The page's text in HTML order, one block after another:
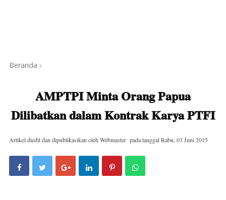
Beranda ›
AMPTPI Minta Orang Papua
Dilibatkan dalam Kontrak Karya PTFI
Artikel diedit dan dipublikasikan oleh Webmaster pada tanggalRabu, 03 Juni 2015